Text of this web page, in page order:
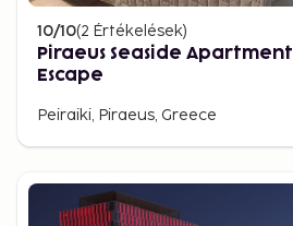
10/10(2 Értékelések)
Piraeus Seaside Apartment
Escape
Peiraiki, Piraeus, Greece